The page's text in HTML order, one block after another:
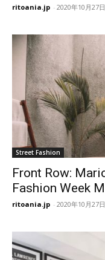
ritoania.jp - 2020年10月27日
Street Fashion
Front Row:
Fashion Week
ritoania.jp - 2020年10月27日